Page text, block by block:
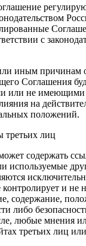
с
иным причинам
Соглашения
или не
на
положений.
третьих лиц
содержать
используемые
и не
содержание,
либо
любые мнения
третьих лиц